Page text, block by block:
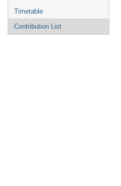
Timetable
Contribution List